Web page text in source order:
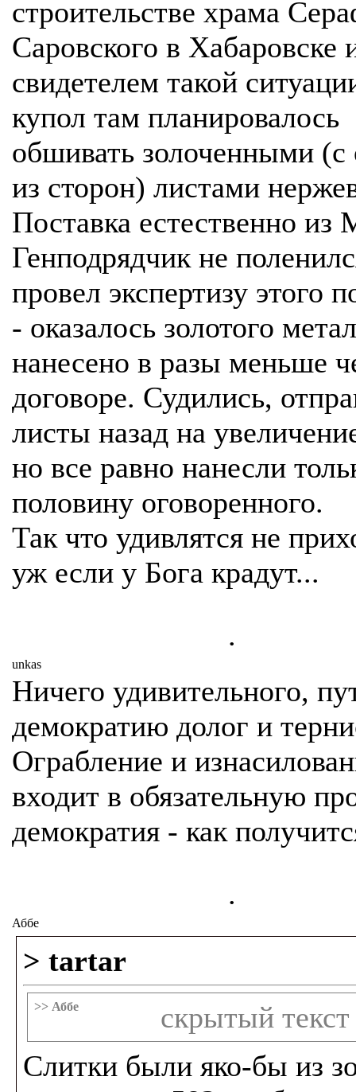
строительстве храма
Саровского в Хабаровске
свидетелем такой
купол там планировалось
обшивать золоченными (с
из сторон) листами
Поставка естественно из
Генподрядчик не
провел экспертизу этого
- оказалось золотого
нанесено в разы меньше
договоре. Судились,
листы назад на
но все равно нанесли
половину оговоренного.
Так что удивлятся не
уж если у Бога крадут...
.
unkas
Ничего удивительного,
демократию долог и
Ограбление и
входит в обязательную
демократия - как
.
Аббе
> tartar
>> Аббе
скрытый текст
Слитки были яко-бы из